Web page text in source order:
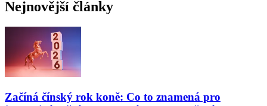
Nejnovější články
Začíná čínský rok koně: Co to znamená pro